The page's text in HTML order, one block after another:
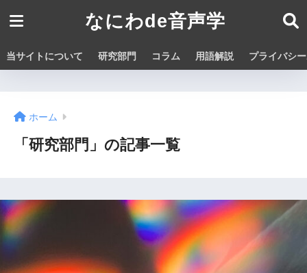
なにわde音声学
当サイトについて 研究部門 コラム 用語解説 プライバシ
ホーム
「研究部門」の記事一覧